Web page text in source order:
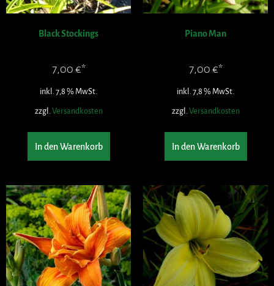
Black Stockings
7,00 €
inkl. 7,8 % MwSt.
zzgl.Versandkosten
In den Warenkorb
Piano Man
7,00 €
inkl. 7,8 % MwSt.
zzgl.Versandkosten
In den Warenkorb